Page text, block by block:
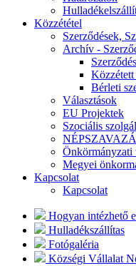
Közzététel
Szerződések,
Archív -
Közzétett
Bérleti
Választások
EU Projektek
Szociális
Önkörmányzati
Megyei
Kapcsolat
Kapcsolat
Hogyan intézhető
Hulladékszállítas
Fotógaléria
Községi Vállalat